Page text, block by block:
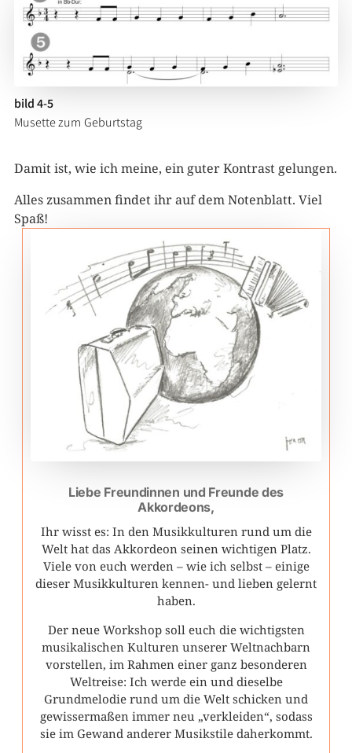
bild 4-5
Musette zum Geburtstag
Damit ist, wie ich meine, ein guter Kontrast gelungen.
Alles zusammen findet ihr auf dem Notenblatt. Viel
Spaß!
Liebe Freundinnen und Freunde des
Akkordeons,
Ihr wisst es: In den Musikkulturen rund um die
Welt hat das Akkordeon seinen wichtigen Platz.
Viele von euch werden – wie ich selbst – einige
dieser Musikkulturen kennen- und lieben gelernt
haben.
Der neue Workshop soll euch die wichtigsten
musikalischen Kulturen unserer Weltnachbarn
vorstellen, im Rahmen einer ganz besonderen
Weltreise: Ich werde ein und dieselbe
Grundmelodie rund um die Welt schicken und
gewissermaßen immer neu „verkleiden“, sodass
sie im Gewand anderer Musikstile daherkommt.